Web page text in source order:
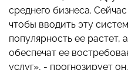
среднего бизнеса.
чтобы вводить эту
популярность ее растет,
обеспечат ее
услуг», - прогнозирует он.